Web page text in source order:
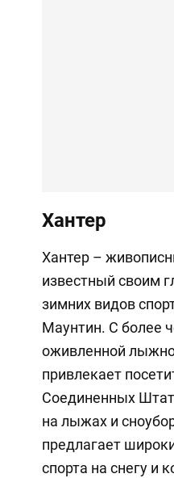
Хантер
Хантер –
известный своим
зимних видов
Маунтин. С более
оживленной
привлекает
Соединенных
на лыжах и
предлагает
спорта на снегу и